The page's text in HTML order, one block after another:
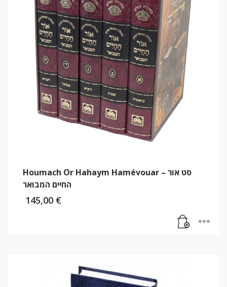
Houmach Or Hahaym Hamévouar – סט אור
החיים המבואר
145,00 €